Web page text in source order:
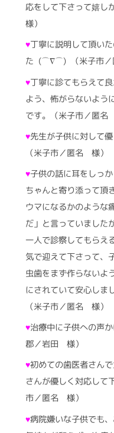
応をして下さって嬉し
様）
♥丁寧に説明して頂い
た (⌒∇⌒) （米子市／
♥丁寧に診てもらえて
よう、怖がらないよう
です。（米子市／匿
♥先生が子供に対して
（米子市／匿名 様）
♥子供の話に耳をしっ
ちゃんと寄り添って頂
ウマになるかのような
だ」と言っていました
一人で診察してもらえ
気で迎えて下さって、
虫歯をまず作らないよ
にされていて安心しま
（米子市／匿名 様）
♥治療中に子供への声
郡／岩田 様）
♥初めての歯医者さん
さんが優しく対応して
市／匿名 様）
♥病院嫌いな子供でも